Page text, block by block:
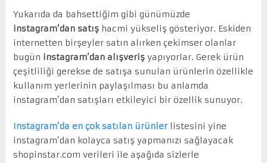
Yukarıda da bahsettiğim gibi günümüzde
instagram’dan satışhacmi yükseliş gösteriyor. Eskiden
internetten birşeyler satın alırken çekimser olanlar
bugün instagram’dan alışverişyapıyorlar. Gerek ürün
çeşitliliği gerekse de satışa sunulan ürünlerin özellikle
kullanım yerlerinin paylaşılması bu anlamda
instagram’dan satışları etkileyici bir özellik sunuyor.
Instagram’da en çok satılan ürünlerlistesini yine
instagram’dan kolayca satış yapmanızı sağlayacak
shopinstar.com verileri ile aşağıda sizlerle